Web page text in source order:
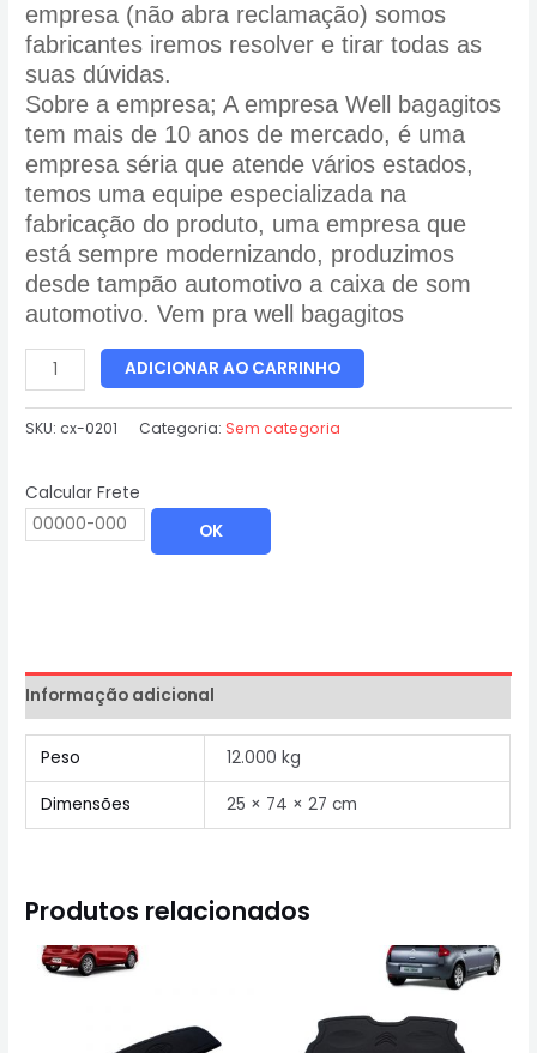
empresa (não abra reclamação) somos
fabricantes iremos resolver e tirar todas as
suas dúvidas.
Sobre a empresa; A empresa Well bagagitos
tem mais de 10 anos de mercado, é uma
empresa séria que atende vários estados,
temos uma equipe especializada na
fabricação do produto, uma empresa que
está sempre modernizando, produzimos
desde tampão automotivo a caixa de som
automotivo. Vem pra well bagagitos
ADICIONAR AO CARRINHO
SKU:cx-0201 Categoria: Sem categoria
Calcular Frete
OK
Informação adicional
Peso 12.000 kg
Dimensões 25 × 74 × 27 cm
Produtos relacionados